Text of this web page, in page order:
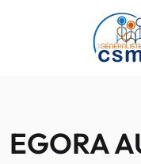
Passer au contenu
EGORA